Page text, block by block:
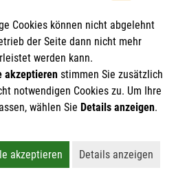
AGB|Impressum|Datenschutz
| Sharepoint|Mediathek
Cookies können nicht abgelehnt
der Seite dann nicht mehr
werden kann.
akzeptierenstimmen Sie zusätzlich
notwendigen Cookies zu. Um Ihre
wählen Sie Details anzeigen.
essentiellen Cookies ab
akzeptieren
Akzeptiert alle Cookies
Details anzeigen